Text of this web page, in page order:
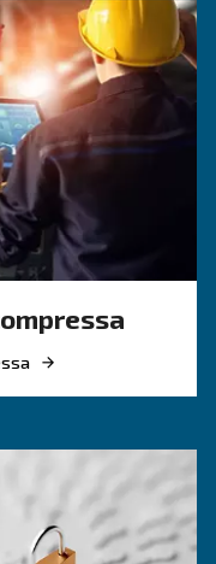
e
dell'aria
layout e
controllare